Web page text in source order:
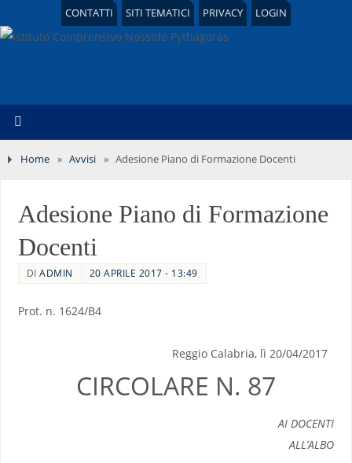
CONTATTI SITI TEMATICI PRIVACY LOGIN
Home » Avvisi » Adesione Piano di Formazione Docenti
Adesione Piano di Formazione
Docenti
DIADMIN 20 APRILE 2017 - 13:49
Prot. n. 1624/B4
Reggio Calabria, lì 20/04/2017
CIRCOLARE N. 87
AI DOCENTI
ALL’ALBO